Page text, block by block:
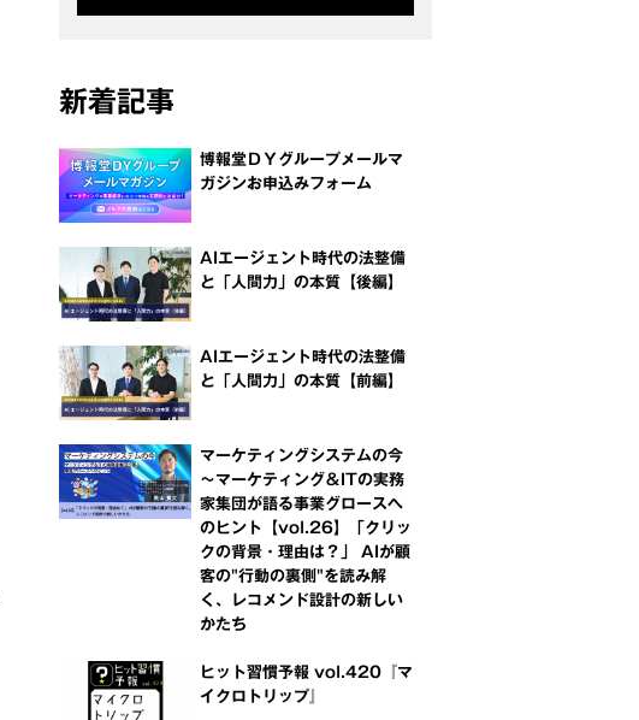
新着記事
博報堂ＤＹグループメールマ
ガジンお申込みフォーム
AIエージェント時代の法整備
と「人間力」の本質【後編】
AIエージェント時代の法整備
と「人間力」の本質【前編】
マーケティングシステムの今
～マーケティング＆ITの実務
家集団が語る事業グロースへ
のヒント【vol.26】「クリッ
クの背景・理由は？」 AIが顧
客の"行動の裏側"を読み解
く、レコメンド設計の新しい
かたち
ヒット習慣予報 vol.420『マ
イクロトリップ』